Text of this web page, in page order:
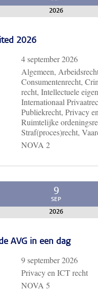
2026
2026
4 september 2026
Algemeen,
Consumentenrecht,
recht, Intellectuele
Internationaal
Publiekrecht, Privacy
Ruimtelijke
Straf(proces)recht,
NOVA 2
9
SEP
2026
AVG in een dag
9 september 2026
Privacy en ICT recht
NOVA 5